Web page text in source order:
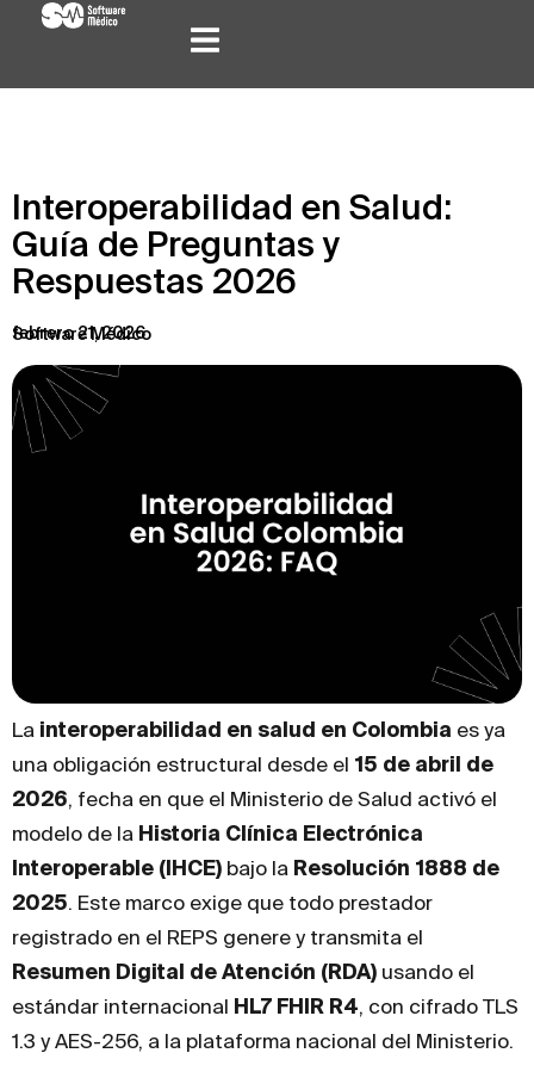
Interoperabilidad en Salud:
Guía de Preguntas y
Respuestas 2026
febrero 21, 2026
Software Médico
La interoperabilidad en salud en Colombia es ya
una obligación estructural desde el 15 de abril de
2026, fecha en que el Ministerio de Salud activó el
modelo de la Historia Clínica Electrónica
Interoperable (IHCE) bajo la Resolución 1888 de
2025. Este marco exige que todo prestador
registrado en el REPS genere y transmita el
Resumen Digital de Atención (RDA) usando el
estándar internacional HL7 FHIR R4, con cifrado TLS
1.3 y AES-256, a la plataforma nacional del Ministerio.